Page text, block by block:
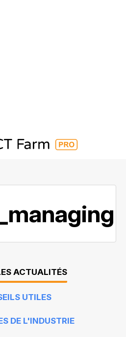
ACTUALITÉS
UTILES
DE L'INDUSTRIE